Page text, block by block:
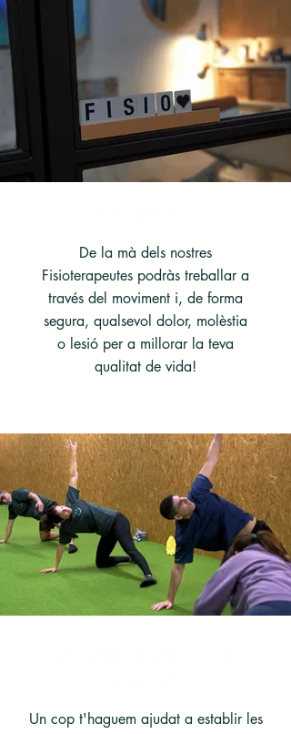
De la mà dels nostres
Fisioterapeutes podràs treballar a
través del moviment i, de forma
segura, qualsevol dolor, molèstia
o lesió per a millorar la teva
qualitat de vida!
Un cop t'haguem ajudat a establir les